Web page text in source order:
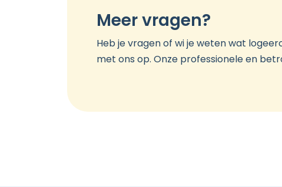
Meer vragen?
Heb je vragen of wi je weten wat
met ons op. Onze professionele en